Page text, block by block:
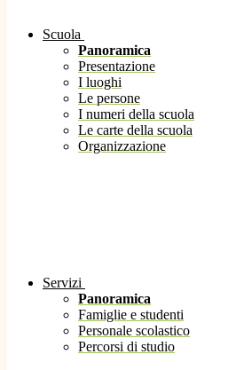
Scuola
Panoramica
Presentazione
I luoghi
Le persone
I numeri della scuola
Le carte della scuola
Organizzazione
Servizi
Panoramica
Famiglie e studenti
Personale scolastico
Percorsi di studio